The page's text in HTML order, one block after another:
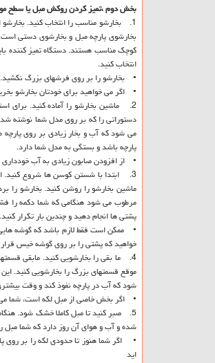
بخش دوم ،تمیز کردن روکش مبل یا سطح
1. بخارشو مناسب را انتخاب کنید.
بخارشوی پارچه مبل و بخارشوی دستی
کوچک مناسب هستند. دستگاه تمیز کننده
انتخاب کنید.
• بخارشو را بر روی فرشهای بزرگ نکشید.
• اگر می خواهید برای خودتان بخارشو
2. ماشین بخارشو را آماده کنید. برای
دستوراتی را که بر روی مدل شما نوشته شده
می شود که آب و بخار زیادی بر روی
پارچه باشد و بستگی به مدل شما دارد.
• از افزودن صابون زیادی به آب خودداری
3. ابتدا با شستن کوسن ها شروع کنید.
ماشین بخارشو را روشن کنید. بخارشو را
مرطوب می شود هنگامی که شما دکمه را
پشتی ها انجام دهید و چندین بار تکرار کنید.
• ممکن است فقط لازم باشد که گوشه هایی
خواهید که پشتی را بر روی گوشه خیس
4. ما بقی را بخارشویی کنید. مابقی
موقع قسمتهای بزرگ را بخارشویی کنید.
شود که آب در پارچه نفوذ کند و وقت
• اگر بخش خاصی از مبل لکه است، شما می
5. صبر کنید تا مبل کاملا خشک شود.
شده و آب و هوای آن روز دارد که شما مبل
• اگر شما هنوز تا حدودی لکه را بر روی
اید